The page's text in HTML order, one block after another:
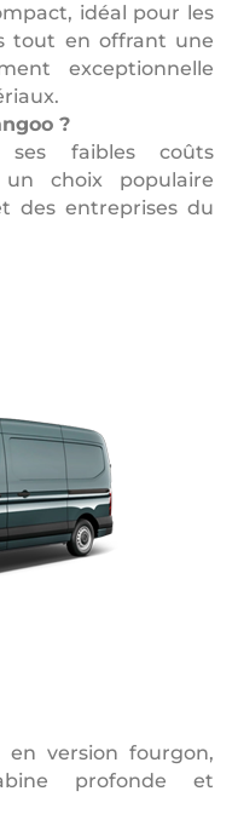
idéal pour les
tout en offrant une
exceptionnelle
?
faibles coûts
choix populaire
des entreprises du
en version fourgon,
profonde et